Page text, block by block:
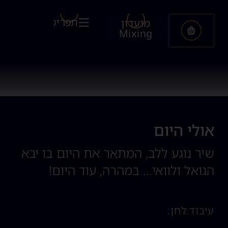
מועדון
Mixing
תפריט
אולי היום
שיר נוגע ללב, המתאר את היום בו יבא
הגואל ולוואי... במהרה, עוד היום!
עיבוד:לחן: